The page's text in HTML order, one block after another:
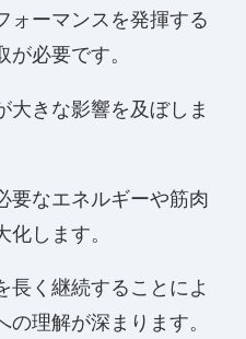
ォーマンスを発揮する
必要です。
大きな影響を及ぼしま
要なエネルギーや筋肉
します。
長く継続することによ
理解が深まります。